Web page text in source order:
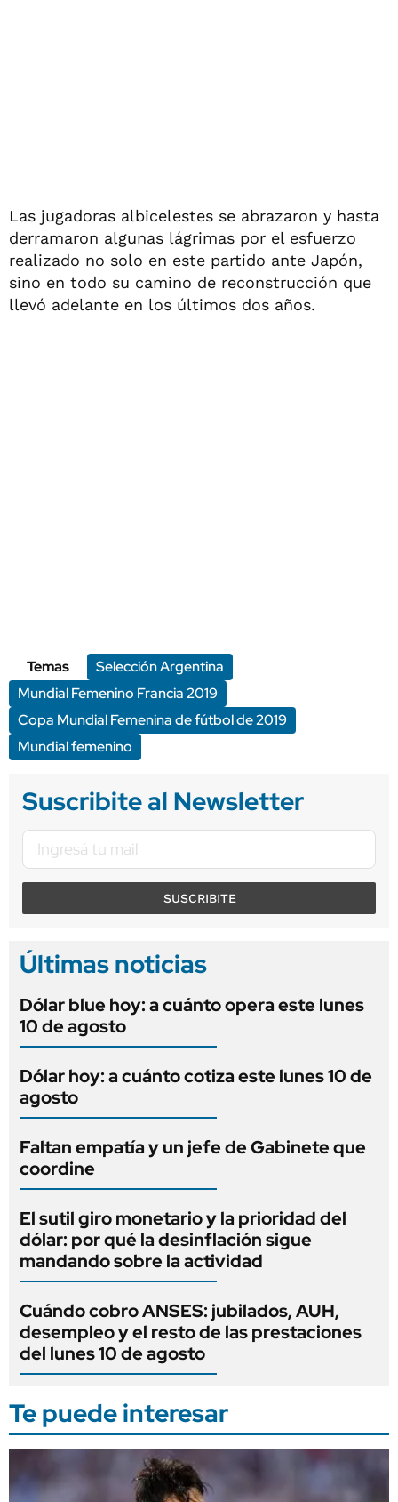
Las jugadoras albicelestes se abrazaron y hasta
derramaron algunas lágrimas por el esfuerzo
realizado no solo en este partido ante Japón,
sino en todo su camino de reconstrucción que
llevó adelante en los últimos dos años.
Temas
Selección Argentina
Mundial Femenino Francia 2019
Copa Mundial Femenina de fútbol de 2019
Mundial femenino
Suscribite al Newsletter
SUSCRIBITE
Últimas noticias
Dólar blue hoy: a cuánto opera este lunes
10 de agosto
Dólar hoy: a cuánto cotiza este lunes 10 de
agosto
Faltan empatía y un jefe de Gabinete que
coordine
El sutil giro monetario y la prioridad del
dólar: por qué la desinflación sigue
mandando sobre la actividad
Cuándo cobro ANSES: jubilados, AUH,
desempleo y el resto de las prestaciones
del lunes 10 de agosto
Te puede interesar